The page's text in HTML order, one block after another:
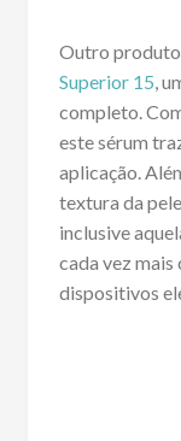
Outro
Superior 15,
completo.
este sérum
aplicação.
textura da
inclusive
cada vez mais
dispositivos